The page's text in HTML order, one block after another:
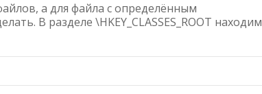
а для файла с определённым
В разделе \HKEY_CLASSES_ROOT находим